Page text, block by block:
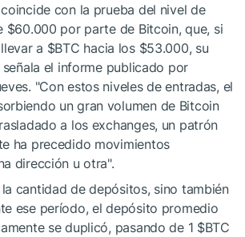
con la prueba del nivel de
$60.000 por parte de Bitcoin, que, si
a $BTC hacia los $53.000, su
el informe publicado por
"Con estos niveles de entradas, el
un gran volumen de Bitcoin
a los exchanges, un patrón
ha precedido movimientos
dirección u otra".
cantidad de depósitos, sino también
ese período, el depósito promedio
se duplicó, pasando de 1 $BTC